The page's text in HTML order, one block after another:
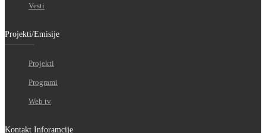
Vesti
Projekti/Emisije
Projekti
Programi
Web tv
Kontakt Inforamcije